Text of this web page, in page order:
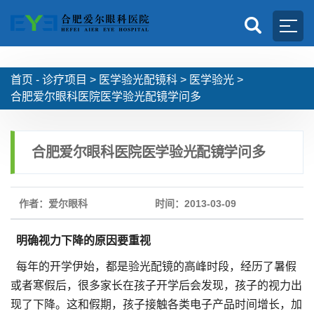
首页 - 诊疗项目 > 医学验光配镜科 > 医学验光 >
合肥爱尔眼科医院医学验光配镜学问多
合肥爱尔眼科医院医学验光配镜学问多
作者：爱尔眼科 时间：2013-03-09
明确视力下降的原因要重视
每年的开学伊始，都是验光配镜的高峰时段，经历了暑假
或者寒假后，很多家长在孩子开学后会发现，孩子的视力出
现了下降。这和假期，孩子接触各类电子产品时间增长，加